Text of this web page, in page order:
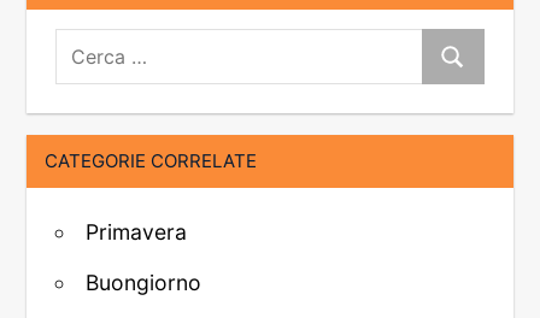
Cerca:
Cerca
CATEGORIE CORRELATE
Primavera
Buongiorno